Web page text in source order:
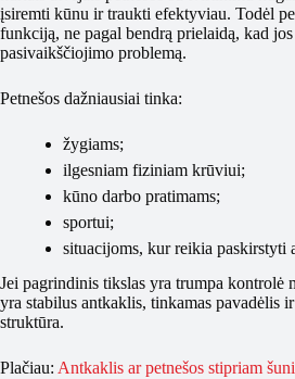
įsiremti kūnu ir traukti efektyviau. Todėl
funkciją, ne pagal bendrą prielaidą, kad
pasivaikščiojimo problemą.
Petnešos dažniausiai tinka:
žygiams;
ilgesniam fiziniam krūviui;
kūno darbo pratimams;
sportui;
situacijoms, kur reikia paskirstyti
Jei pagrindinis tikslas yra trumpa kontrolė
yra stabilus antkaklis, tinkamas pavadėlis
struktūra.
Plačiau: Antkaklis ar petnešos stipriam